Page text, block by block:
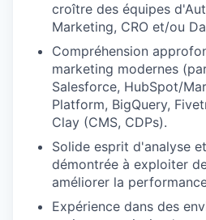
croître des équipes
Marketing, CRO et/ou
Compréhension
marketing modernes
Salesforce, HubSpot/
Platform, BigQuery,
Clay (CMS, CDPs).
Solide esprit d'analyse
démontrée à exploiter
améliorer la
Expérience dans des